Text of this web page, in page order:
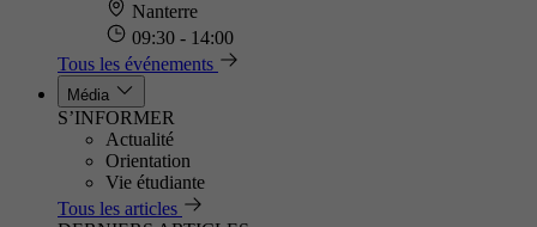
Nanterre
09:30 - 14:00
Tous les événements
Média
S’INFORMER
Actualité
Orientation
Vie étudiante
Tous les articles